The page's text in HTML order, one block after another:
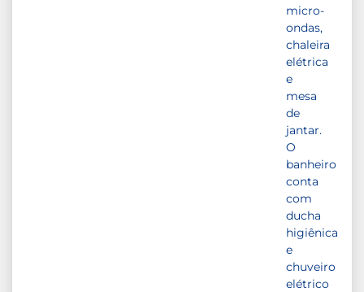
micro-
ondas,
chaleira
elétrica
e
mesa
de
jantar.
O
banheiro
conta
com
ducha
higiênica
e
chuveiro
elétrico